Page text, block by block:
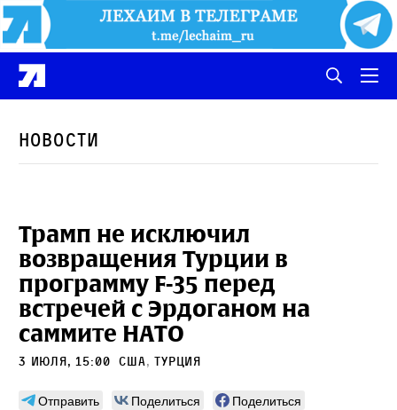
Новости
Трамп не исключил
возвращения Турции в
программу F-35 перед
встречей с Эрдоганом на
саммите НАТО
3 июля, 15:00 сша,Турция
Отправить Поделиться
Поделиться